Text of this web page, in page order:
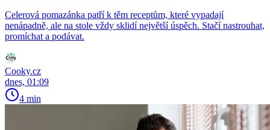
Celerová pomazánka patří k těm receptům, které vypadají
nenápadně, ale na stole vždy sklidí největší úspěch. Stačí nastrouhat,
promíchat a podávat.
Cooky.cz
dnes, 01:09
4 min